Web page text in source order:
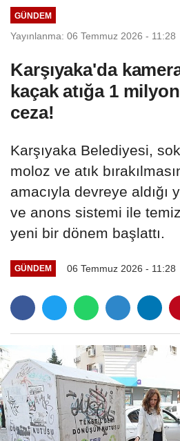
GÜNDEM
Yayınlanma: 06 Temmuz 2026 - 11:28
Karşıyaka'da
kaçak atığa 1
ceza!
Karşıyaka Belediyesi,
moloz ve atık
amacıyla devreye aldığı
ve anons sistemi ile
yeni bir dönem başlattı.
GÜNDEM 06 Temmuz 2026 - 11:28